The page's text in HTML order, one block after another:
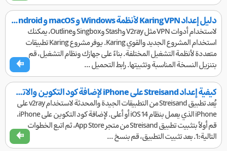
دليل إعداد Karing VPN لأنظمة Windows و macOS و Android و iOS
لاستخدام أدوات VPN مثل V2ray وStash وSingbox وOutline، يمكنك
استخدام المشروع الجديد والقوي Karing. يوفر مشروع Karing تطبيقات
متعددة لأنظمة التشغيل المختلفة. بناءً على جهازك ونظام التشغيل، قم
بتنزيل النسخة المناسبة وتثبيتها. رابط التحميل ...
كيفية إعداد Streisand على iPhone لإضافة كود التكوين والاتصال بالإنترنت المجاني
يُعد تطبيق Streisand من التطبيقات الجيدة والمحدثة لاستخدام v2ray على
iPhone الذي يعمل بنظام iOS 14 أو أعلى. لإضافة كود التكوين على iPhone،
قم أولاً بتثبيت تطبيق Streisand من متجر App Store، ثم اتبع الخطوات
التالية:1. بعد تثبيت التطبيق، قم بنسخ ...